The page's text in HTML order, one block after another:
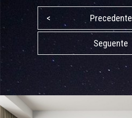
< Precedente
Seguente